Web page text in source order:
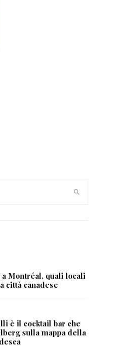
a Montréal, quali locali
città canadese
è il cocktail bar che
sulla mappa della